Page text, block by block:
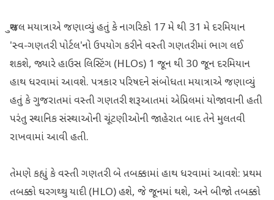
સુજલ મયાત્રાએ જણાવ્યું હતું કે નાગરિકો 17 મે થી 31 મે દરમિયાન
'સ્વ-ગણતરી પોર્ટલ'નો ઉપયોગ કરીને વસ્તી ગણતરીમાં ભાગ લઈ
શકશે, જ્યારે હાઉસ લિસ્ટિંગ (HLOs) 1 જૂન થી 30 જૂન દરમિયાન
હાથ ધરવામાં આવશે. પત્રકાર પરિષદને સંબોધતા મયાત્રાએ જણાવ્યું
હતું કે ગુજરાતમાં વસ્તી ગણતરી શરૂઆતમાં એપ્રિલમાં યોજાવાની હતી
પરંતુ સ્થાનિક સંસ્થાઓની ચૂંટણીઓની જાહેરાત બાદ તેને મુલતવી
રાખવામાં આવી હતી.
તેમણે કહ્યું કે વસ્તી ગણતરી બે તબક્કામાં હાથ ધરવામાં આવશે: પ્રથમ
તબક્કો ઘરગથ્થુ યાદી (HLO) હશે, જે જૂનમાં થશે, અને બીજો તબક્કો